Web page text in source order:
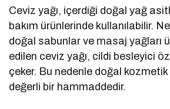
Ceviz yağı, içerdiği doğal yağ
bakım ürünlerinde kullanılabilir.
doğal sabunlar ve masaj yağları
edilen ceviz yağı, cildi besleyici
çeker. Bu nedenle doğal
değerli bir hammaddedir.